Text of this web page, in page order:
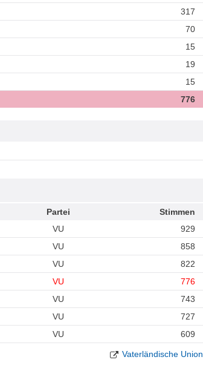
317
70
15
19
15
776
Partei
Stimmen
VU
929
VU
858
VU
822
VU
776
VU
743
VU
727
VU 609
Vaterländische Union